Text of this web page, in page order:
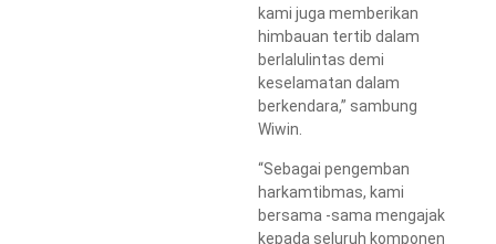
kami juga memberikan
himbauan tertib dalam
berlalulintas demi
keselamatan dalam
berkendara,” sambung
Wiwin.
“Sebagai pengemban
harkamtibmas, kami
bersama -sama mengajak
kepada seluruh komponen